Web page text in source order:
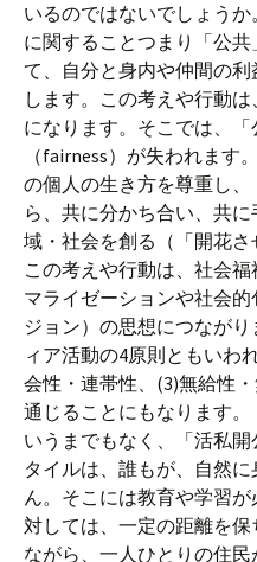
いるのではないでしょう
に関することつまり「公
て、自分と身内や仲間の
します。この考えや行動
になります。そこでは、「
（fairness）が失われます
の個人の生き方を尊重し
ら、共に分かち合い、共
域・社会を創る（「開花さ
この考えや行動は、社会
マライゼーションや社会
ジョン）の思想につなが
ィア活動の4原則ともいわ
会性・連帯性、(3)無給性
通じることにもなります。
いうまでもなく、「活私
タイルは、誰もが、自然
ん。そこには教育や学習
対しては、一定の距離を
ながら、一人ひとりの住